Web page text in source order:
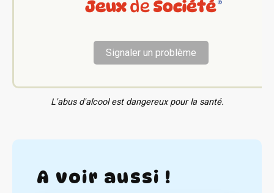
Signaler un problème
L'abus d'alcool est dangereux pour la santé.
A voir aussi !